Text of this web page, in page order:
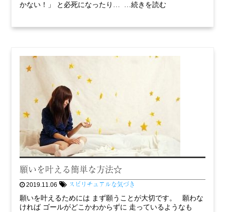
かない！」 と必死になったり… …続きを読む
願いを叶える簡単な方法☆
2019.11.06 スピリチュアルな気づき
願いを叶えるためには まず願うことが大切です。 願わな
ければ ゴールがどこかわからずに 走っているようなも